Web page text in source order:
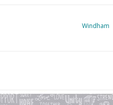
Windham
grijs met witte teksten